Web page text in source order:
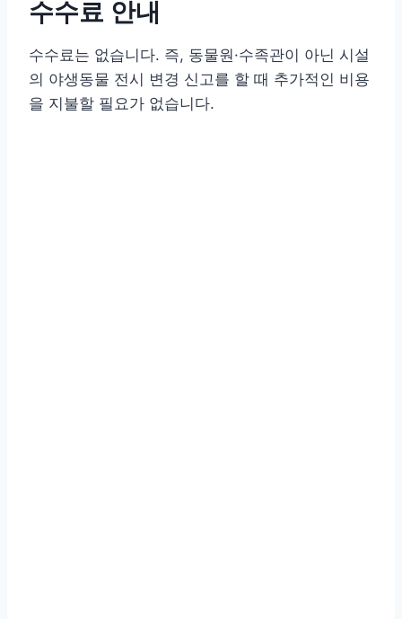
수수료 안내
수수료는 없습니다. 즉, 동물원·수족관이 아닌 시설
의 야생동물 전시 변경 신고를 할 때 추가적인 비용
을 지불할 필요가 없습니다.